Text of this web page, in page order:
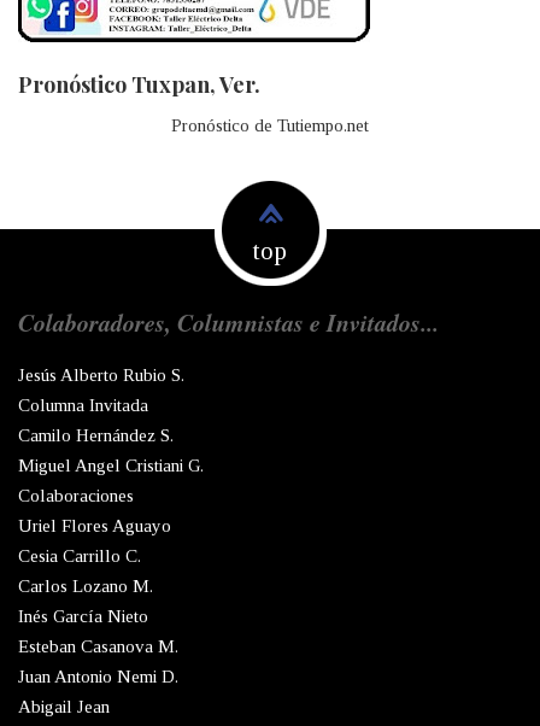
Pronóstico Tuxpan, Ver.
Pronóstico de Tutiempo.net
top
Colaboradores, Columnistas e Invitados...
Jesús Alberto Rubio S.
Columna Invitada
Camilo Hernández S.
Miguel Angel Cristiani G.
Colaboraciones
Uriel Flores Aguayo
Cesia Carrillo C.
Carlos Lozano M.
Inés García Nieto
Esteban Casanova M.
Juan Antonio Nemi D.
Abigail Jean